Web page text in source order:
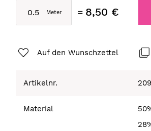
8,50 €
Auf den Wunschzettel
Artikelnr.
Material